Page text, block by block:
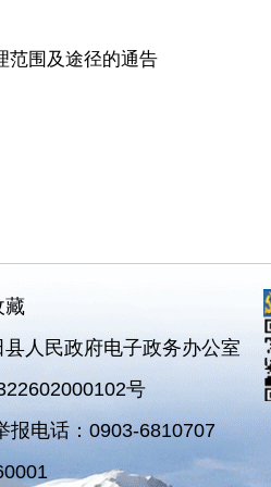
范围及途径的通告
藏
人民政府电子政务办公室
号
报电话：0903-6810707